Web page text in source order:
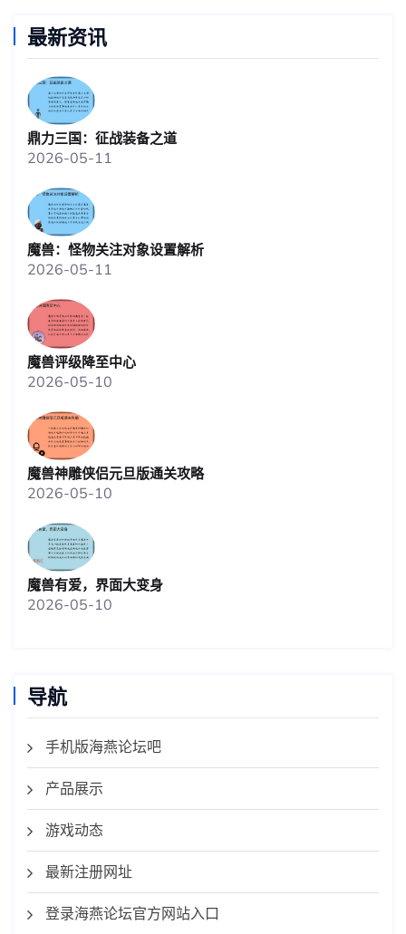
最新资讯
鼎力三国：征战装备之道
2026-05-11
魔兽：怪物关注对象设置解析
2026-05-11
魔兽评级降至中心
2026-05-10
魔兽神雕侠侣元旦版通关攻略
2026-05-10
魔兽有爱，界面大变身
2026-05-10
导航
手机版海燕论坛吧
产品展示
游戏动态
最新注册网址
登录海燕论坛官方网站入口